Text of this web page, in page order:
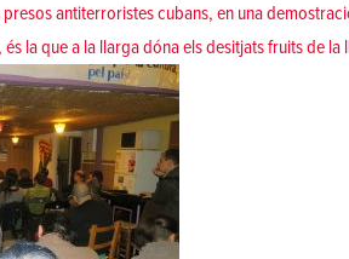
antiterroristes cubans, en una
la que a la llarga dóna els desitjats fruits de la